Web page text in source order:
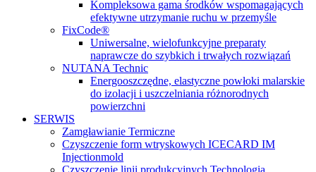
Kompleksowa gama środków wspomagających
efektywne utrzymanie ruchu w przemyśle
FixCode®
Uniwersalne, wielofunkcyjne preparaty
naprawcze do szybkich i trwałych rozwiązań
NUTANA Technic
Energooszczędne, elastyczne powłoki malarskie
do izolacji i uszczelniania różnorodnych
powierzchni
SERWIS
Zamgławianie Termiczne
Czyszczenie form wtryskowych ICECARD IM
Injectionmold
Czyszczenie linii produkcyjnych Technologią